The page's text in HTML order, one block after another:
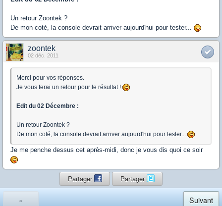
Un retour Zoontek ?
De mon coté, la console devrait arriver aujourd'hui pour tester...
zoontek
02 déc. 2011
Merci pour vos réponses.
Je vous ferai un retour pour le résultat !
Edit du 02 Décembre :
Un retour Zoontek ?
De mon coté, la console devrait arriver aujourd'hui pour tester...
Je me penche dessus cet après-midi, donc je vous dis quoi ce soir
Partager Partager
«
Suivant